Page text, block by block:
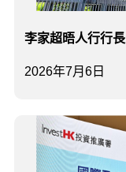
2026年7月6日
李家超晤人行行長